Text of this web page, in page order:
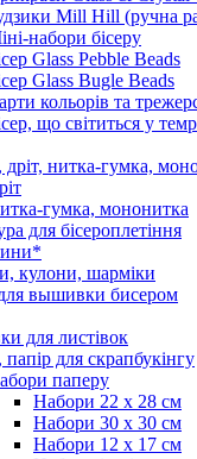
Mill Hill (ручна
набори бісеру
Glass Pebble Beads
Glass Bugle Beads
кольорів та
що світиться у
нитка-гумка,
гумка, мононитка
для бісероплетіння
кулони, шарміки
вышивки бисером
для листівок
для скрапбукінгу
паперу
Набори 22 х 28 см
Набори 30 х 30 см
Набори 12 х 17 см